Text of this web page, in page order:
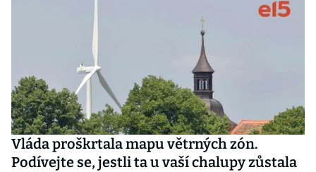
Vláda proškrtala mapu větrných zón.
Podívejte se, jestli ta u vaší chalupy zůstala